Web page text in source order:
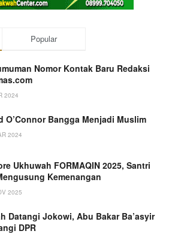
Popular
Nomor Kontak Baru Redaksi
2024
O’Connor Bangga Menjadi Muslim
2024
Ukhuwah FORMAQIN 2025, Santri
Kemenangan
2025
Datangi Jokowi, Abu Bakar Ba’asyir
DPR